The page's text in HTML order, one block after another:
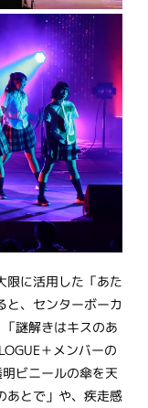
限に活用した「あた
と、センターボーカ
謎解きはキスのあ
＋メンバーの
ビニールの傘を天
あとで」や、疾走感